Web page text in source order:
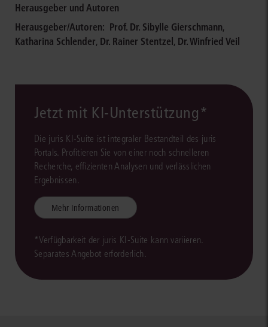
Herausgeber und Autoren
Herausgeber/Autoren: Prof. Dr. Sibylle Gierschmann,
Katharina Schlender, Dr. Rainer Stentzel, Dr. Winfried Veil
Jetzt mit KI-Unterstützung*
Die juris KI-Suite ist integraler Bestandteil des juris
Portals. Profitieren Sie von einer noch schnelleren
Recherche, effizienten Analysen und verlässlichen
Ergebnissen.
Mehr Informationen
*Verfügbarkeit der juris KI-Suite kann variieren.
Separates Angebot erforderlich.